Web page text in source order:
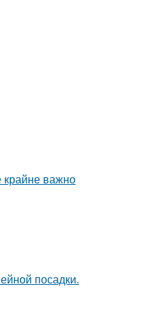
крайне важно
посадки.